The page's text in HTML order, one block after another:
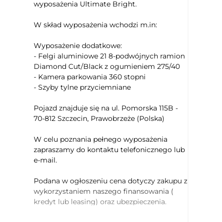
Podłokietniki - przód
Kierownica skórzana
Kierownica wielofunkcyjna
Kierownica ogrzewana
Keyless entry
Keyless Go
Czujnik deszczu
Elektryczne szyby przednie
Elektryczne szyby tylne
Kamera panoramiczna 360
Lusterka boczne ustawiane elektrycznie
Lusterka boczne składane elektrycznie
Asystent (czujnik) martwego pola
Lane assist - kontrola zmiany pasa ruchu
wyposażenia Ultimate Bright.
W skład wyposażenia wchodzi m.in:
Wyposażenie dodatkowe:
- Felgi aluminiowe 21 8-podwójnych ramion
Diamond Cut/Black z ogumieniem 275/40
- Kamera parkowania 360 stopni
- Szyby tylne przyciemniane
Pojazd znajduje się na ul. Pomorska 115B -
70-812 Szczecin, Prawobrzeże (Polska)
W celu poznania pełnego wyposażenia
zapraszamy do kontaktu telefonicznego lub
e-mail.
Podana w ogłoszeniu cena dotyczy zakupu z
wykorzystaniem naszego finansowania (
kredyt lub leasing) oraz ubezpieczenia.